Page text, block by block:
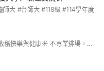
大 #台師大 #118級 #114學年度
一起來打羽球🏸 安全運動 收穫快樂與健康☀ 不專業排場，打好打滿！ ✅每周四1930-2130 記事本手刀報名+1 新手友善環境💯，老手快樂暢打， 讓羽球朋友享受打球的趣味所在 📢另有優質教練配合教學，個人/團體教學應有盡有，讓你的球技更精進，歡迎洽詢 #羽球#零打#羽球教練#永和 #新北#台北#羽毛球